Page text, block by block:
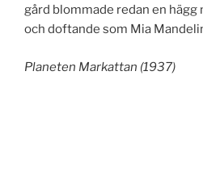
gård blommade redan en hägg
och doftande som Mia
Planeten Markattan (1937)